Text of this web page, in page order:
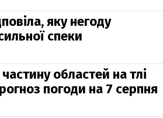
яку негоду
спеки
областей на тлі
погоди на 7 серпня